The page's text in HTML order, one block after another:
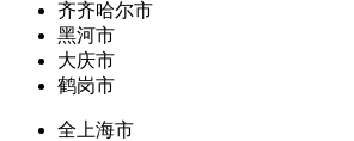
齐齐哈尔市
黑河市
大庆市
鹤岗市
全上海市